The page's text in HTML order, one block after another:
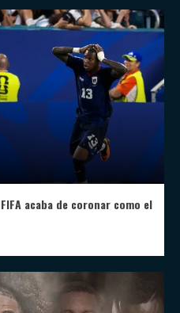
acaba de coronar como el